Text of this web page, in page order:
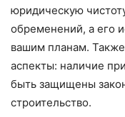
юридическую
обременений, а его
вашим планам.
аспекты: наличие
быть защищены
строительство.